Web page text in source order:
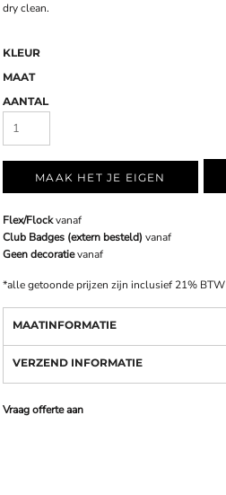
dry clean.
KLEUR
MAAT
AANTAL
MAAK HET JE EIGEN
Flex/Flockvanaf
Club Badges (extern besteld) vanaf
Geen decoratievanaf
*alle getoonde prijzen zijn inclusief 21% BTW
MAATINFORMATIE
VERZEND INFORMATIE
Vraag offerte aan